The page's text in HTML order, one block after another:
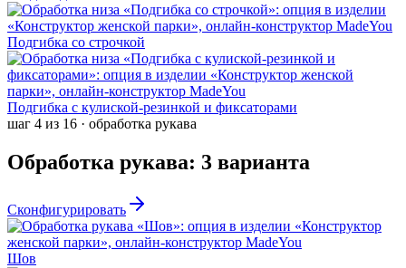
Подгибка со строчкой
Подгибка с кулиской-резинкой и фиксаторами
шаг 4 из 16 · обработка рукава
Обработка рукава: 3 варианта
Сконфигурировать
Шов